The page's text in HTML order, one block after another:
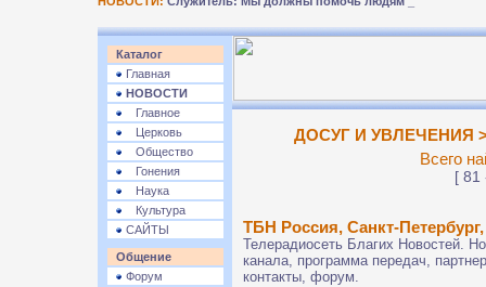
Каталог
Главная
НОВОСТИ
Главное
Церковь
Общество
Гонения
Наука
Культура
САЙТЫ
Общение
Форум
ДОСУГ И УВЛЕЧЕНИЯ
Всего
[ 81
ТБН Россия, Санкт-
Телерадиосеть Благих Новостей.
канала, программа передач,
контакты, форум.